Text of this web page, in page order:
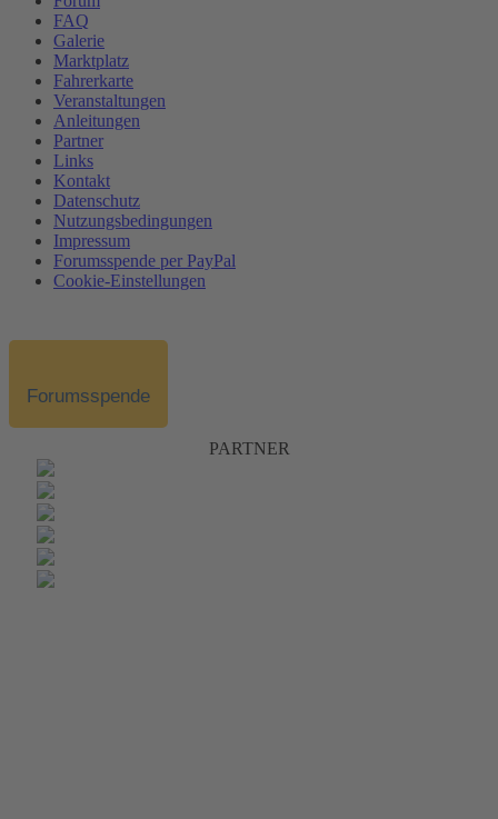
FAQ
Galerie
Marktplatz
Fahrerkarte
Veranstaltungen
Anleitungen
Partner
Links
Kontakt
Datenschutz
Nutzungsbedingungen
Impressum
Forumsspende per PayPal
Cookie-Einstellungen
Forumsspende
PARTNER